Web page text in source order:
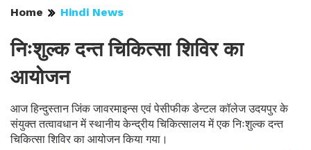
Home Hindi News
निःशुल्क दन्त चिकित्सा शिविर का
आयोजन
आज हिन्दुस्तान जिंक जावरमाइन्स एवं पेसीफीक डेन्टल कॉलेज उदयपुर के
संयुक्त तत्वावधान में स्थानीय केन्द्रीय चिकित्सालय में एक निःशुल्क दन्त
चिकित्सा शिविर का आयोजन किया गया।